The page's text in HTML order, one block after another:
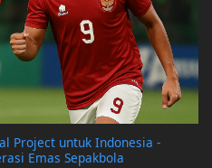
Project untuk Indonesia -
Emas Sepakbola